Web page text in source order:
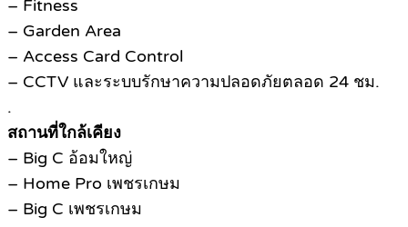
– Fitness
– Garden Area
– Access Card Control
– CCTV และระบบรักษาความปลอดภัยตลอด 24 ชม.
.
สถานที่ใกล้เคียง
– Big C อ้อมใหญ่
– Home Pro เพชรเกษม
– Big C เพชรเกษม